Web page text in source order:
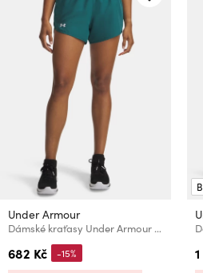
Under Armour
Dámské kraťasy Under Armour UA Fly By 3'' Shorts
682 Kč -15%